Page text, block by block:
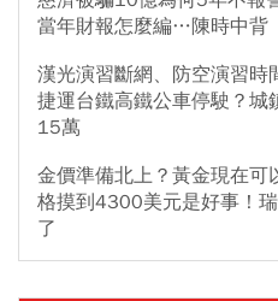
當年財報怎麼編…陳時中背
漢光演習斷網、防空演習
捷運台鐵高鐵公車停駛？城
15萬
金價準備北上？黃金現在可
格摸到4300美元是好事！
了